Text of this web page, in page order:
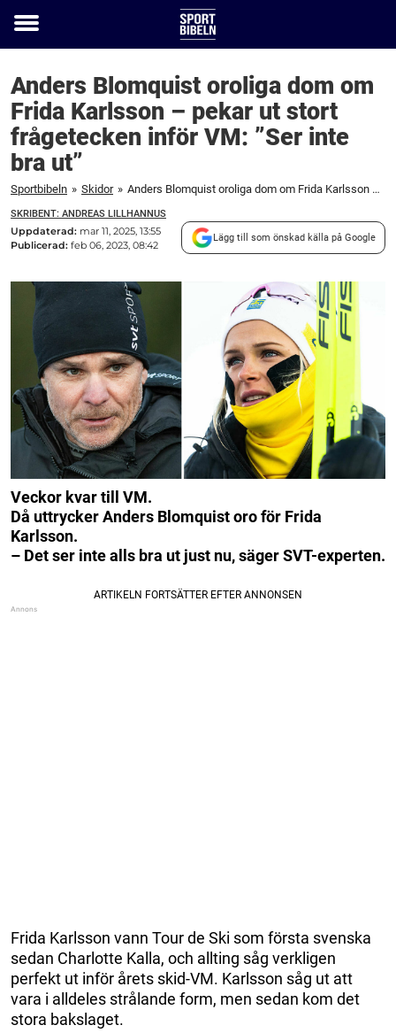
Toggle
Anders Blomquist oroliga dom om
Frida Karlsson – pekar ut stort
frågetecken inför VM: ”Ser inte
bra ut”
Sportbibeln » Skidor » Anders Blomquist oroliga dom om Frida Karlsson – pekar ut stort frågetecken inför VM: ”Ser inte bra ut”
SKRIBENT: ANDREAS LILLHANNUS
Uppdaterad: mar 11, 2025, 13:55
Publicerad: feb 06, 2023, 08:42
Lägg till som önskad källa på Google
Veckor kvar till VM.
Då uttrycker Anders Blomquist oro för Frida
Karlsson.
– Det ser inte alls bra ut just nu, säger SVT-experten.
Frida Karlsson vann Tour de Ski som första svenska
sedan Charlotte Kalla, och allting såg verkligen
perfekt ut inför årets skid-VM. Karlsson såg ut att
vara i alldeles strålande form, men sedan kom det
stora bakslaget.